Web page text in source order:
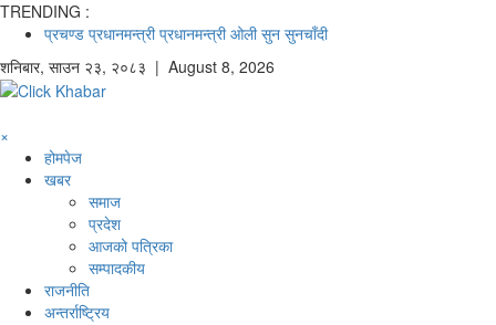
TRENDING :
प्रचण्ड प्रधानमन्त्री प्रधानमन्त्री ओली सुन सुनचाँदी
शनिबार, साउन २३, २०८३ | August 8, 2026
×
होमपेज
खबर
समाज
प्रदेश
आजको पत्रिका
सम्पादकीय
राजनीति
अन्तर्राष्ट्रिय